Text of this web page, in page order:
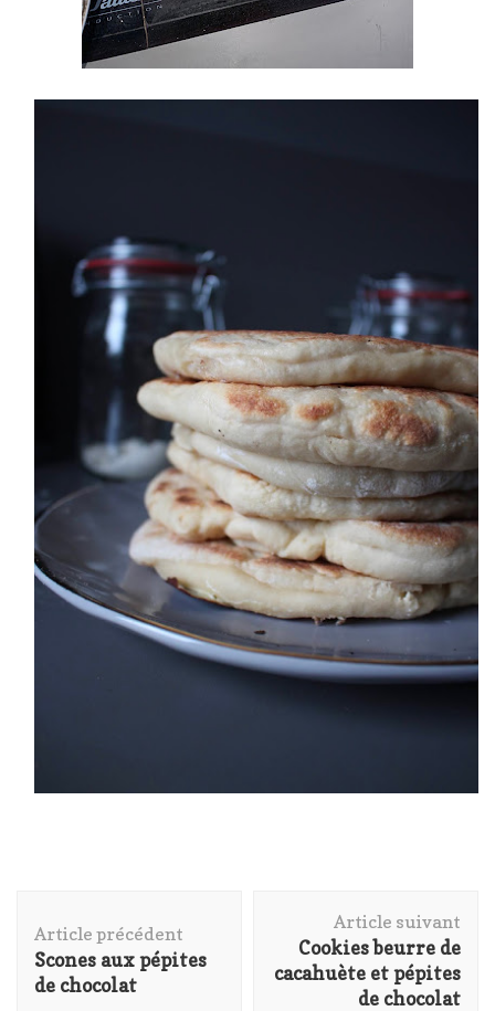
d'article
Article précédent
Scones aux pépites
de chocolat
Article suivant
Cookies beurre de
cacahuète et pépites
de chocolat